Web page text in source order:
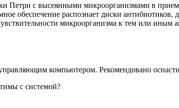
Петри с высеянными микроорганизмами в
обеспечение распознает диски
микроорганизма к тем или иным
компьютером. Рекомендовано
с системой?